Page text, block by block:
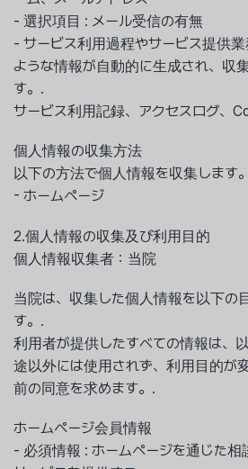
- 選択項目 : メール受信の有無
- サービス利用過程やサービス提供
ような情報が自動的に生成され、収
す。.
サービス利用記録、アクセスログ、
個人情報の収集方法
以下の方法で個人情報を収集します
- ホームページ
2.個人情報の収集及び利用目的
個人情報収集者：当院
当院は、収集した個人情報を以下の
す。.
利用者が提供したすべての情報は、
途以外には使用されず、利用目的が
前の同意を求めます。.
ホームページ会員情報
- 必須情報 : ホームページを通じた相